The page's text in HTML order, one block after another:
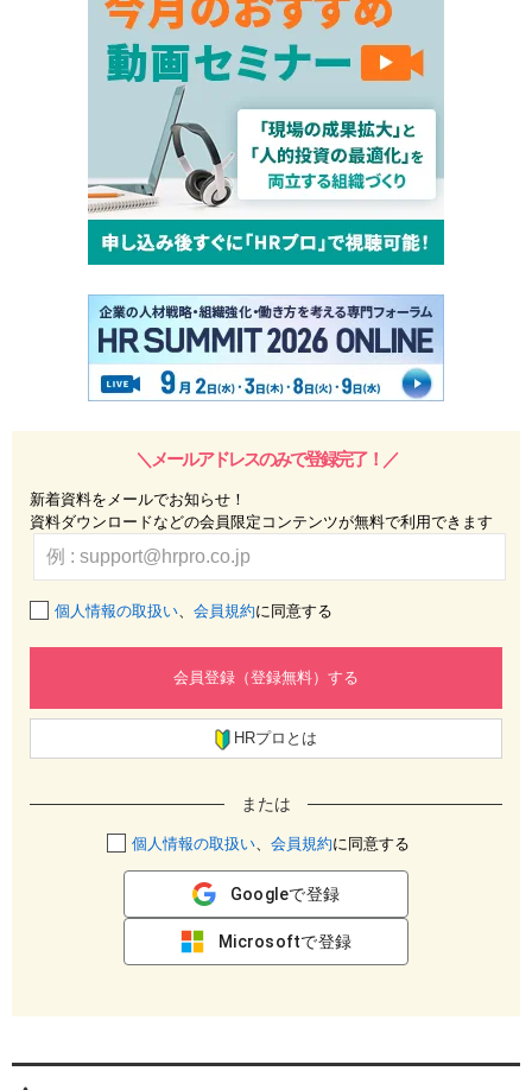
＼メールアドレスのみで登録完了！／
新着資料をメールでお知らせ！
資料ダウンロードなどの会員限定コンテンツが無料で利用できます
個人情報の取扱い、 会員規約に同意する
会員登録（登録無料）する
HRプロとは
または
個人情報の取扱い、 会員規約に同意する
Googleで登録
Microsoftで登録